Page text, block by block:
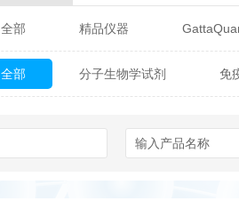
全部 精品仪器
Glycon Biochem Sterlitech
全部 分子生物学试剂 免